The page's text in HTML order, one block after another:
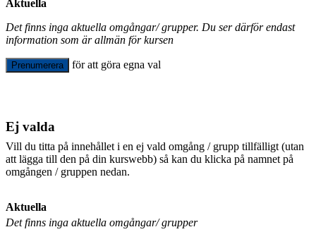
Aktuella
Det finns inga aktuella omgångar/ grupper. Du ser därför endast
information som är allmän för kursen
Prenumerera för att göra egna val
Ej valda
Vill du titta på innehållet i en ej vald omgång / grupp tillfälligt (utan
att lägga till den på din kurswebb) så kan du klicka på namnet på
omgången / gruppen nedan.
Aktuella
Det finns inga aktuella omgångar/ grupper